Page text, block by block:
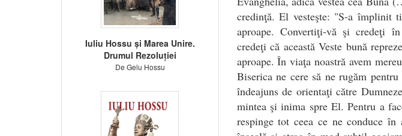
Iuliu Hossu și Marea Unire.
Drumul Rezoluției
De Gelu Hossu
credinţă. El vesteşte: "S-a împlinit
aproape. Convertiţi-vă şi credeţi
credeţi că această Veste bună
aproape. În viaţa noastră avem
Biserica ne cere să ne rugăm
îndeajuns de orientaţi către
mintea şi inima spre El. Pentru a
respinge tot ceea ce ne conduce